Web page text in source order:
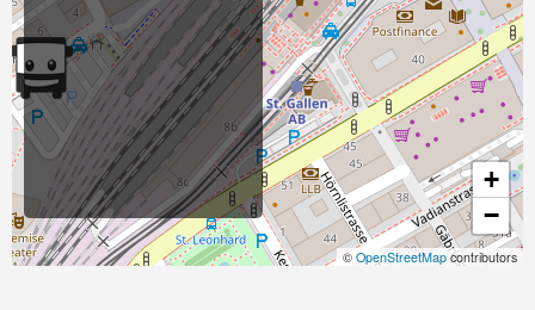
+
−
© OpenStreetMapcontributors